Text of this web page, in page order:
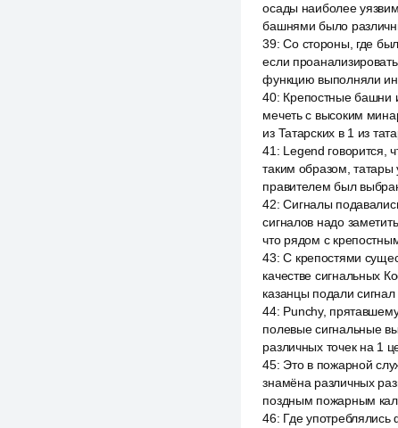
осады наиболее
башнями было
39:Со стороны, где
если
функцию выполняли
40: Крепостные башни
мечеть с высоким
из Татарских в 1 из
41 : Legend говорится,
таким образом, татары
правителем был
42:Сигналы
сигналов надо
что рядом с
43:С крепостями
качестве сигнальных
казанцы подали
44: Punchy,
полевые сигнальные
различных точек на 1
45: Это в пожарной
знамёна различных
поздным пожарным
46: Где